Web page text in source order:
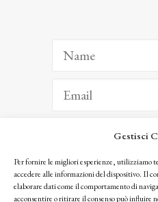
Gestisci
Per fornire le migliori esperienze, utilizziamo
accedere alle informazioni del dispositivo. Il
elaborare dati come il comportamento di
acconsentire o ritirare il consenso può influire
Facendo clic per iscriverti, riconosci che
seguendo la nostra Privacy Policy